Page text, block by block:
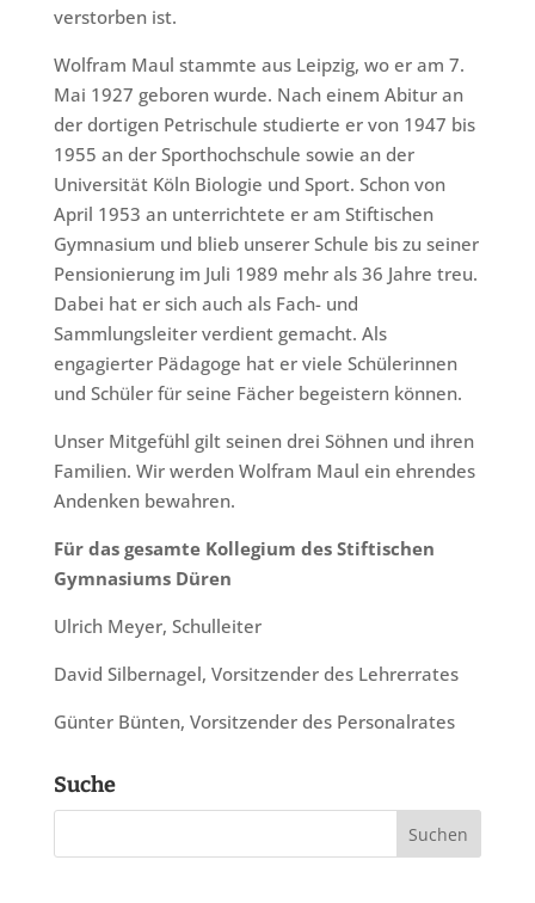
verstorben ist.
Wolfram Maul stammte aus Leipzig, wo er am 7.
Mai 1927 geboren wurde. Nach einem Abitur an
der dortigen Petrischule studierte er von 1947 bis
1955 an der Sporthochschule sowie an der
Universität Köln Biologie und Sport. Schon von
April 1953 an unterrichtete er am Stiftischen
Gymnasium und blieb unserer Schule bis zu seiner
Pensionierung im Juli 1989 mehr als 36 Jahre treu.
Dabei hat er sich auch als Fach- und
Sammlungsleiter verdient gemacht. Als
engagierter Pädagoge hat er viele Schülerinnen
und Schüler für seine Fächer begeistern können.
Unser Mitgefühl gilt seinen drei Söhnen und ihren
Familien. Wir werden Wolfram Maul ein ehrendes
Andenken bewahren.
Für das gesamte Kollegium des Stiftischen
Gymnasiums Düren
Ulrich Meyer, Schulleiter
David Silbernagel, Vorsitzender des Lehrerrates
Günter Bünten, Vorsitzender des Personalrates
Suche